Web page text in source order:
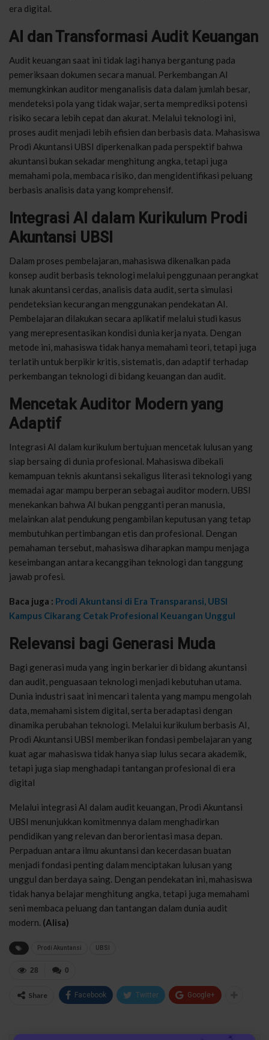
era digital.
AI dan Transformasi Audit Keuangan
Audit keuangan saat ini tidak lagi hanya bergantung pada
pemeriksaan dokumen secara manual. Perkembangan AI
memungkinkan auditor menganalisis data dalam jumlah besar,
mendeteksi pola yang tidak wajar, serta memprediksi potensi
risiko secara lebih cepat dan akurat. Melalui teknologi ini,
proses audit menjadi lebih efisien dan berbasis data. Mahasiswa
Prodi Akuntansi UBSI diperkenalkan pada perspektif bahwa
akuntansi bukan sekadar menghitung angka, tetapi juga
memahami pola, membaca risiko, dan mengidentifikasi peluang
berbasis analisis data yang komprehensif.
Integrasi AI dalam Kurikulum Prodi
Akuntansi UBSI
Dalam proses pembelajaran, mahasiswa dikenalkan pada
konsep audit berbasis teknologi melalui penggunaan perangkat
lunak akuntansi cerdas, analisis data audit, serta simulasi
pendeteksian kecurangan menggunakan pendekatan AI.
Pembelajaran dilakukan secara aplikatif melalui studi kasus
yang merepresentasikan kondisi dunia kerja nyata. Dengan
metode ini, mahasiswa tidak hanya memahami teori, tetapi juga
terlatih untuk berpikir kritis, sistematis, dan adaptif terhadap
perkembangan teknologi di bidang keuangan dan audit.
Mencetak Auditor Modern yang
Adaptif
Integrasi AI dalam kurikulum bertujuan mencetak lulusan yang
siap bersaing di dunia profesional. Mahasiswa dibekali
kemampuan teknis akuntansi sekaligus literasi teknologi yang
memadai agar mampu berperan sebagai auditor modern. UBSI
menekankan bahwa AI bukan pengganti peran manusia,
melainkan alat pendukung pengambilan keputusan yang tetap
membutuhkan pertimbangan etis dan profesional. Dengan
pemahaman tersebut, mahasiswa diharapkan mampu menjaga
keseimbangan antara kecanggihan teknologi dan tanggung
jawab profesi.
Baca juga : Prodi Akuntansi di Era Transparansi, UBSI
Kampus Cikarang Cetak Profesional Keuangan Unggul
Relevansi bagi Generasi Muda
Bagi generasi muda yang ingin berkarier di bidang akuntansi
dan audit, penguasaan teknologi menjadi kebutuhan utama.
Dunia industri saat ini mencari talenta yang mampu mengolah
data, memahami sistem digital, serta beradaptasi dengan
dinamika perubahan teknologi. Melalui kurikulum berbasis AI,
Prodi Akuntansi UBSI memberikan fondasi pembelajaran yang
kuat agar mahasiswa tidak hanya siap lulus secara akademik,
tetapi juga siap menghadapi tantangan profesional di era
digital
Melalui integrasi AI dalam audit keuangan, Prodi Akuntansi
UBSI menunjukkan komitmennya dalam menghadirkan
pendidikan yang relevan dan berorientasi masa depan.
Perpaduan antara ilmu akuntansi dan kecerdasan buatan
menjadi fondasi penting dalam menciptakan lulusan yang
unggul dan berdaya saing. Dengan pendekatan ini, mahasiswa
tidak hanya belajar menghitung angka, tetapi juga memahami
seni membaca peluang dan tantangan dalam dunia audit
modern. (Alisa)
Prodi Akuntansi UBSI
0
28
Share Facebook Twitter Google+